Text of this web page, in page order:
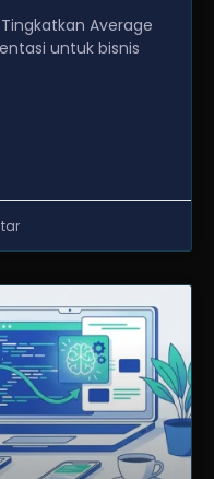
Average
untuk bisnis